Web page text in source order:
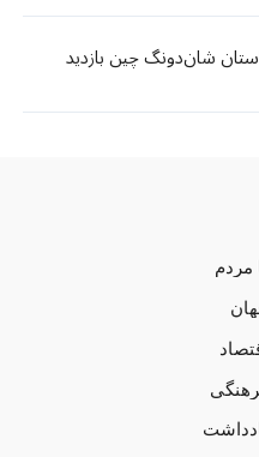
شان‌دونگ چین بازدید
مردم